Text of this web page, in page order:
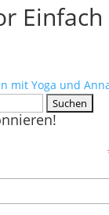
Einfach